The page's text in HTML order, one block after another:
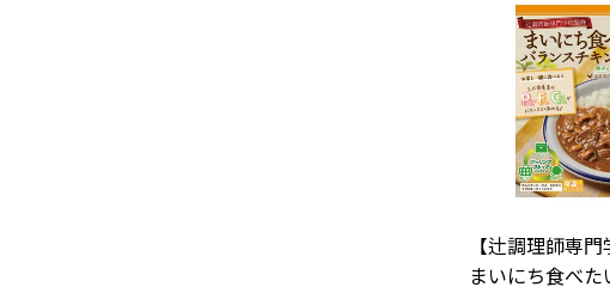
【辻調理師専門
まいにち食べた